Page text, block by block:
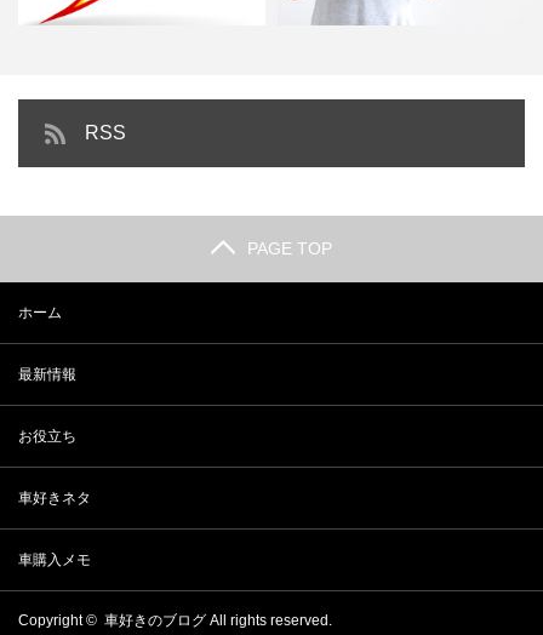
中古車でも大満足！人気のSUV総
RSS
PAGE TOP
ホーム
最新情報
お役立ち
車好きネタ
車購入メモ
Copyright © 車好きのブログ All rights reserved.